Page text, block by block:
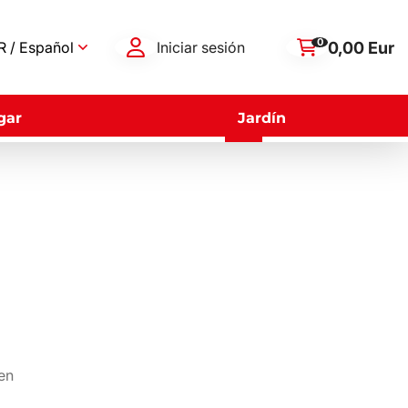
/ Español Iniciar sesión 0 0,00 Eur
Jardín